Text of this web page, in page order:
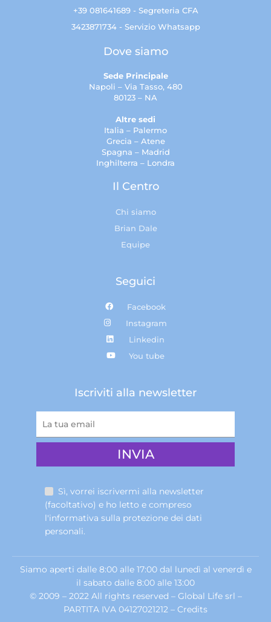
+39 081641689 - Segreteria CFA
3423871734 - Servizio Whatsapp
Dove siamo
Sede Principale
Napoli – Via Tasso, 480
80123 – NA
Altre sedi
Italia – Palermo
Grecia – Atene
Spagna – Madrid
Inghilterra – Londra
Il Centro
Chi siamo
Brian Dale
Equipe
Seguici
Facebook
Instagram
Linkedin
You tube
Iscriviti alla newsletter
Sì, vorrei iscrivermi alla newsletter
(facoltativo) e ho letto e compreso
l'informativa sulla protezione dei dati
personali.
Siamo aperti dalle 8:00 alle 17:00 dal lunedì al venerdì e
il sabato dalle 8:00 alle 13:00
© 2009 – 2022 All rights reserved – Global Life srl –
PARTITA IVA 04127021212 – Credits